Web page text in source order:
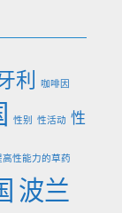
利 咖啡因
性别 性活动 性
高性能力的草药
波兰